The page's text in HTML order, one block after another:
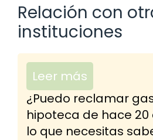
Relación con
instituciones
Leer más
¿Puedo reclamar
hipoteca de hace 20
lo que necesitas